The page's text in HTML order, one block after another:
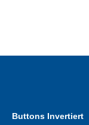
Buttons Invertiert